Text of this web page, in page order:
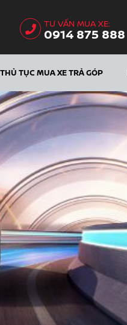
TƯ VẤN MUA XE:
0914 875 888
THỦ TỤC MUA XE TRẢ GÓP